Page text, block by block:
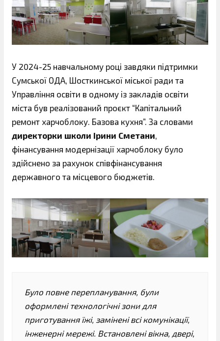
У 2024-25 навчальному році завдяки підтримки
Сумської ОДА, Шосткинської міської ради та
Управління освіти в одному із закладів освіти
міста був реалізований проєкт “Капітальний
ремонт харчоблоку. Базова кухня”. За словами
директорки школи Ірини Сметани
фінансування модернізації харчоблоку було
здійснено за рахунок співфінансування
державного та місцевого бюджетів.
Було повне перепланування, були
оформлені технологічні зони для
приготування їжі, замінені всі комунікації,
інженерні мережі. Встановлені вікна, двері,